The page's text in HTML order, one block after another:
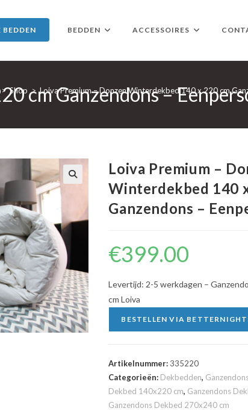
BEDDEN BEDDEN ACCESSOIRES
cm Ganzendons –
> Shop > Loiva Premium – Donzen Winterdekbed 140 x 220 cm
Loiva Premium –
Winterdekbed 140
Ganzendons –
€399.00
Levertijd: 2-5 werkdagen –
cm Loiva
BESTELLEN VIA
Artikelnummer: 335220
Categorieën: Dekbedden,
Dekbed 140x220 cm, Ganzendons
Ganzendons Dekbed 270x240 cm